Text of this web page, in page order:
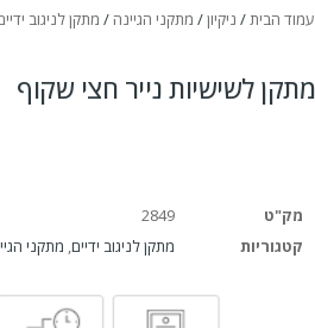
עמוד הבית/ ניקיון/ מתקני הגיינה / מתקן לניגוב
מתקן לשישיות נייר חצי שקוף
מק"ט
2849
קטגוריות
מתקן לניגוב ידיים, מתקני